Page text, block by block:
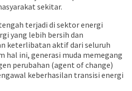
sekitar.
terjadi di sektor energi
yang lebih bersih dan
keterlibatan aktif dari seluruh
hal ini, generasi muda memegang
perubahan (agent of change)
keberhasilan transisi energi